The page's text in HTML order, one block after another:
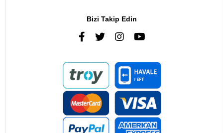
Bizi Takip Edin